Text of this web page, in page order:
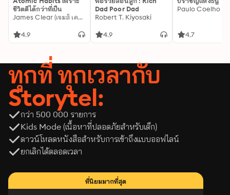
ชีวิตดีได้กว่าที่เป็น
James Clear (เจมส์ เคลียร์)
4.9
Dad Poor Dad
Robert T. Kiyosaki
4.9
Paulo Coelho
4.7
ทุกที่ ทุกเวลากับ
Storytel:
กว่า 500 000 รายการ
Kids Mode (เนื้อหาที่ปลอดภัยสำหรับเด็ก)
ดาวน์โหลดหนังสือสำหรับการเข้าถึงแบบออฟไลน์
ยกเลิกได้ตลอดเวลา
ที่นิยมมากที่สุด